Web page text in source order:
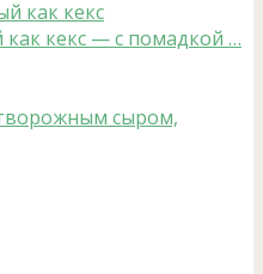
кекс — с помадкой …
сыром,